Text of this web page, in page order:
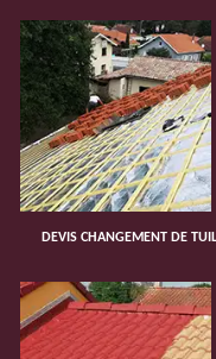
DEVIS CHANGEMENT DE